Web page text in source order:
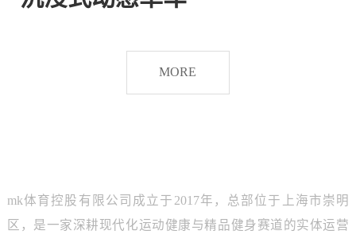
燃
MORE
mk体育控股有限公司成立于2017年，总部位于上海市崇明
区，是一家深耕现代化运动健康与精品健身赛道的实体运营